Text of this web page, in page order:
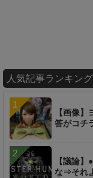
人気記事ランキング
【画像
答がコチ
【議論
な⇒それ